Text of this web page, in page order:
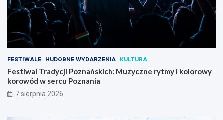
FESTIWALE HUDOBNE WYDARZENIA KULTURA
Festiwal Tradycji Poznańskich: Muzyczne rytmy i kolorowy
korowód w sercu Poznania
7 sierpnia 2026